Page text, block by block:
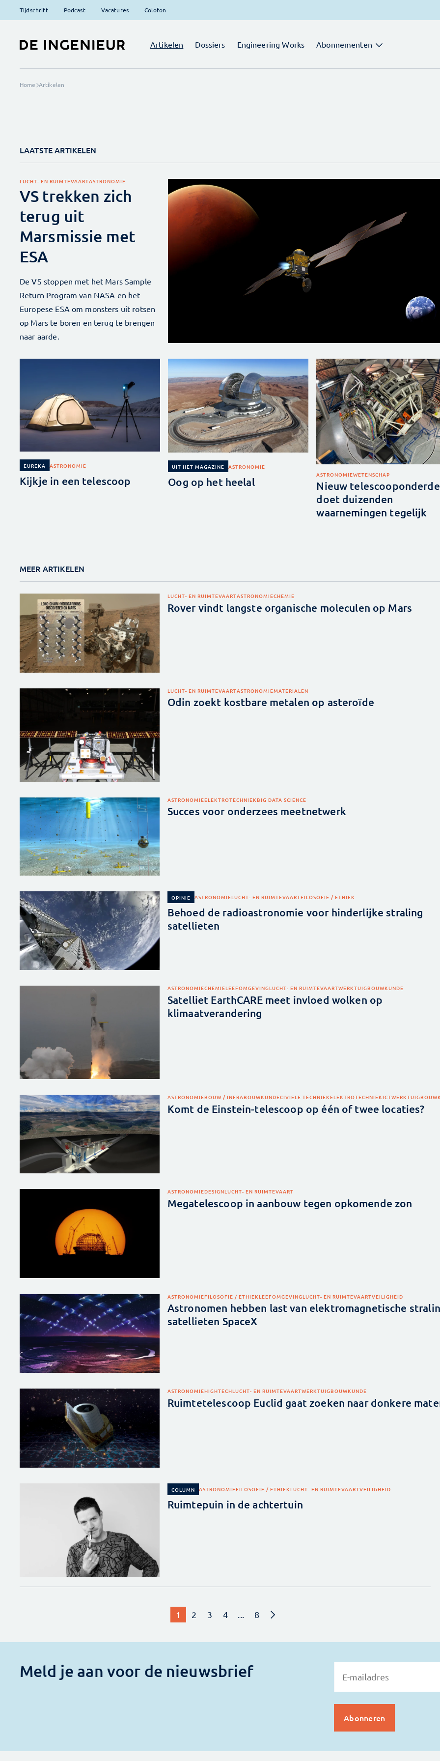
Tijdschrift Podcast Vacatures Colofon
Artikelen Dossiers Engineering Works Abonnementen
Home Artikelen
LAATSTE ARTIKELEN
LUCHT- EN RUIMTEVAARTASTRONOMIE
VS trekken zich
terug uit
Marsmissie met
ESA
De VS stoppen met het Mars Sample
Return Program van NASA en het
Europese ESA om monsters uit rotsen
op Mars te boren en terug te brengen
naar aarde.
EUREKA ASTRONOMIE
Kijkje in een telescoop
UIT HET MAGAZINE ASTRONOMIE
Oog op het heelal
ASTRONOMIEWETENSCHAP
Nieuw
doet duizenden
waarnemingen tegelijk
MEER ARTIKELEN
LUCHT- EN RUIMTEVAARTASTRONOMIECHEMIE
Rover vindt langste organische moleculen op Mars
LUCHT- EN RUIMTEVAARTASTRONOMIEMATERIALEN
Odin zoekt kostbare metalen op asteroïde
ASTRONOMIEELEKTROTECHNIEKBIG DATA SCIENCE
Succes voor onderzees meetnetwerk
OPINIE ASTRONOMIELUCHT- EN RUIMTEVAARTFILOSOFIE / ETHIEK
Behoed de radioastronomie voor hinderlijke straling
satellieten
ASTRONOMIECHEMIELEEFOMGEVINGLUCHT- EN RUIMTEVAARTWERKTUIGBOUWKUNDE
Satelliet EarthCARE meet invloed wolken op
klimaatverandering
ASTRONOMIEBOUW / INFRABOUWKUNDECIVIELE TECHNIEKELEKTROTECHNIEKICT
Komt de Einstein-telescoop op één of twee locaties?
ASTRONOMIEDESIGNLUCHT- EN RUIMTEVAART
Megatelescoop in aanbouw tegen opkomende zon
ASTRONOMIEFILOSOFIE / ETHIEKLEEFOMGEVINGLUCHT- EN RUIMTEVAARTVEILIGHEID
Astronomen hebben last van elektromagnetische
satellieten SpaceX
ASTRONOMIEHIGHTECHLUCHT- EN RUIMTEVAARTWERKTUIGBOUWKUNDE
Ruimtetelescoop Euclid gaat zoeken naar donkere
COLUMN ASTRONOMIEFILOSOFIE / ETHIEKLUCHT- EN RUIMTEVAARTVEILIGHEID
Ruimtepuin in de achtertuin
1 2 3 4 8
Meld je aan voor de nieuwsbrief